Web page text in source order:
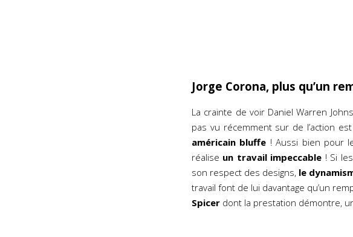
Jorge Corona, plus qu’un
La crainte de voir Daniel Warren
pas vu récemment sur de l’action
américain bluffe ! Aussi bien pour
réalise un travail impeccable ! Si
son respect des designs, le
travail font de lui davantage qu’un
Spicer dont la prestation démontre,